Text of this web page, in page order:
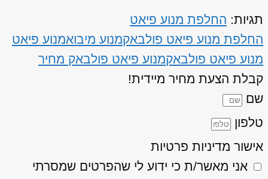
תגיות: החלפת מנוע פיאט
החלפת מנוע פיאט פולבאקמנוע מיבואמנוע פיאט
מנוע פיאט פולבאקמנוע פיאט פולבאק מחיר
קבלת הצעת מחיר מיידית!
שם
טלפון
אישור מדיניות פרטיות
אני מאשר/ת כי ידוע לי שהפרטים שמסרתי